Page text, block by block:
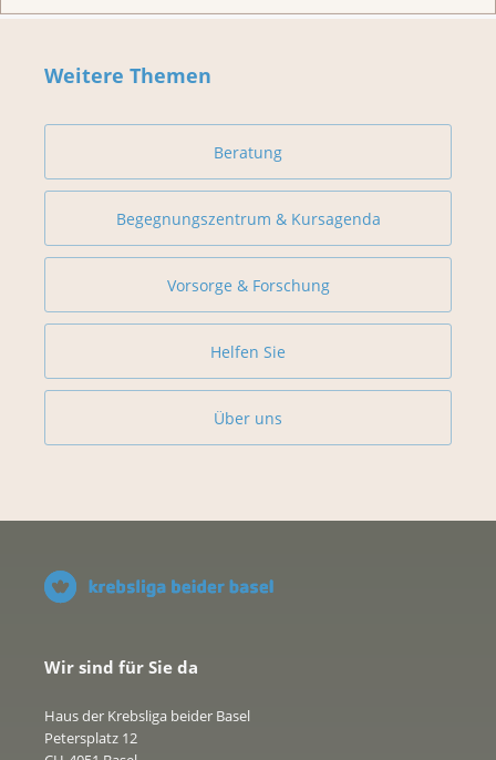
Weitere Themen
Beratung
Begegnungszentrum & Kursagenda
Vorsorge & Forschung
Helfen Sie
Über uns
Wir sind für Sie da
Haus der Krebsliga beider Basel
Petersplatz 12